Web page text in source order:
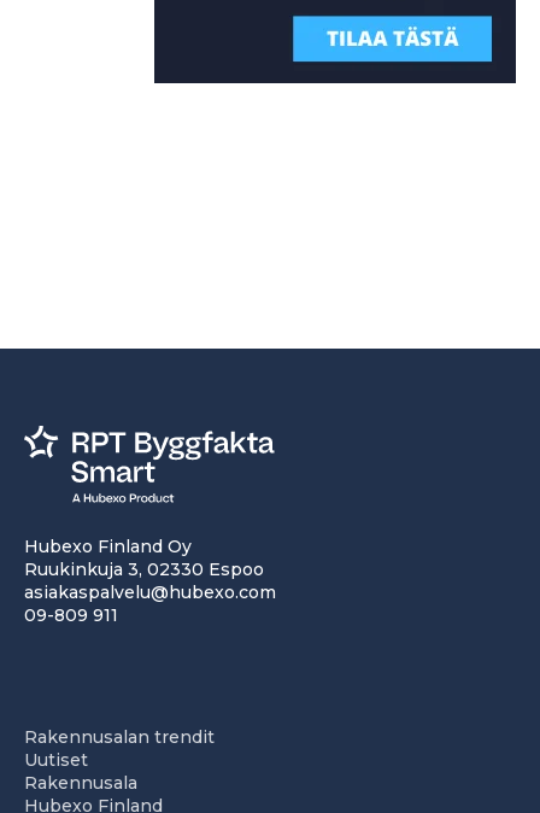
Hubexo Finland Oy
Ruukinkuja 3, 02330 Espoo
asiakaspalvelu@hubexo.com
09-809 911
Rakennusalan trendit
Uutiset
Rakennusala
Hubexo Finland